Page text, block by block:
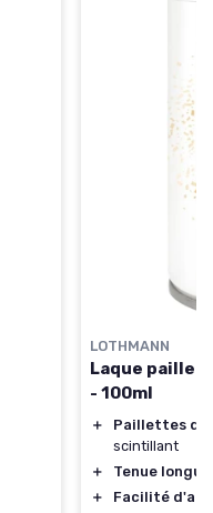
LOTHMANN
Laque
- 100ml
＋
Paillettes
scintillant
＋
Tenue
＋
Facilité